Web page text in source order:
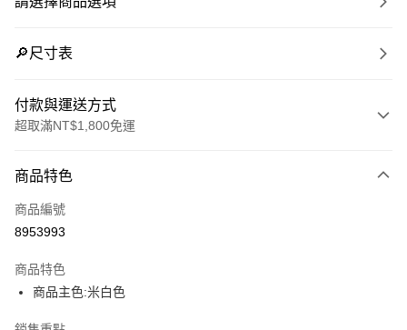
🔎尺寸表
付款與運送方式
超取滿NT$1,800免運
信用卡一次付款
LINE Pay
街口支付
悠遊付
商品特色
商品編號
8953993
商品特色
商品主色:米白色